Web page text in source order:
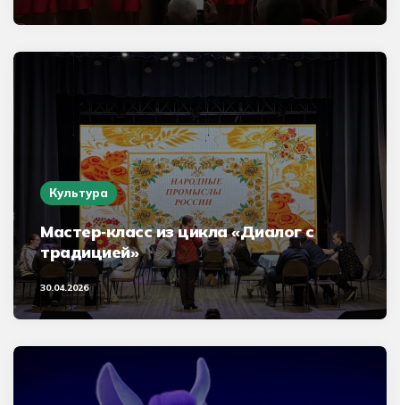
Культура
Мастер‑класс из цикла «Диалог с
традицией»
30.04.2026